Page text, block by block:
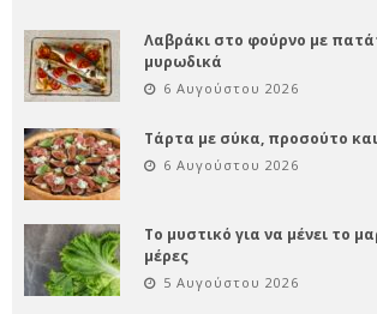
Λαβράκι στο φούρνο με
μυρωδικά
6 Αυγούστου 2026
Τάρτα με σύκα, προσούτο
6 Αυγούστου 2026
Το μυστικό για να μένει το
μέρες
5 Αυγούστου 2026